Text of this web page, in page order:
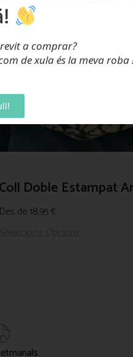
Coll Doble Estampat
Des de18,95€
a comprar?
de xula és la meva roba